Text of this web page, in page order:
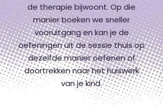
de therapie bijwoont. Op die
manier boeken we sneller
vooruitgang en kan je de
oefeningen uit de sessie thuis op
dezelfde manier oefenen of
doortrekken naar het huiswerk
van je kind.